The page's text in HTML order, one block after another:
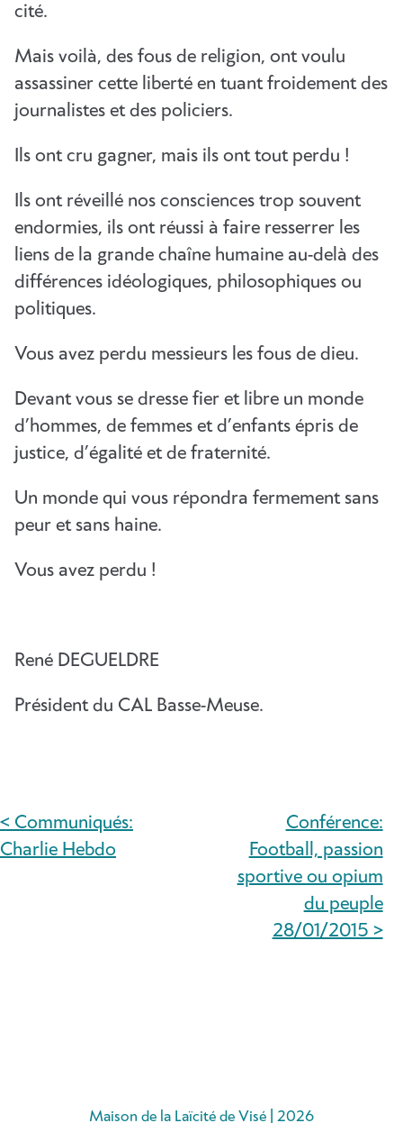
cité.
Mais voilà, des fous de religion, ont voulu
assassiner cette liberté en tuant froidement des
journalistes et des policiers.
Ils ont cru gagner, mais ils ont tout perdu !
Ils ont réveillé nos consciences trop souvent
endormies, ils ont réussi à faire resserrer les
liens de la grande chaîne humaine au-delà des
différences idéologiques, philosophiques ou
politiques.
Vous avez perdu messieurs les fous de dieu.
Devant vous se dresse fier et libre un monde
d’hommes, de femmes et d’enfants épris de
justice, d’égalité et de fraternité.
Un monde qui vous répondra fermement sans
peur et sans haine.
Vous avez perdu !
René DEGUELDRE
Président du CAL Basse-Meuse.
NAVIGATION
< Communiqués:
Charlie Hebdo
Conférence:
Football, passion
sportive ou opium
du peuple
28/01/2015 >
Maison de la Laïcité de Visé | 2026